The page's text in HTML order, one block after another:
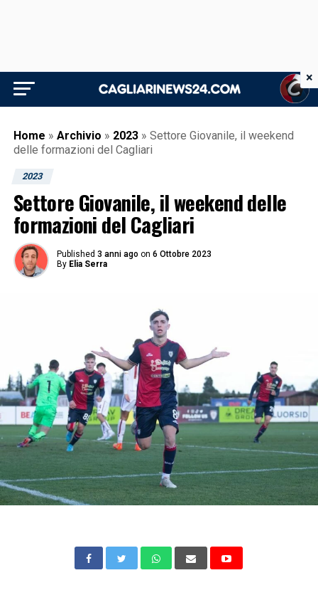
Home » Archivio » 2023 » Settore Giovanile, il weekend
delle formazioni del Cagliari
2023
Settore Giovanile, il weekend delle
formazioni del Cagliari
Published 3 anni ago on 6 Ottobre 2023
By Elia Serra
×